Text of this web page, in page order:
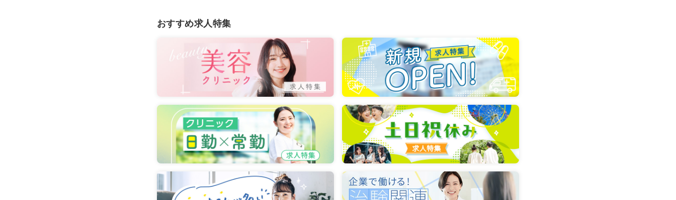
おすすめ求人特集